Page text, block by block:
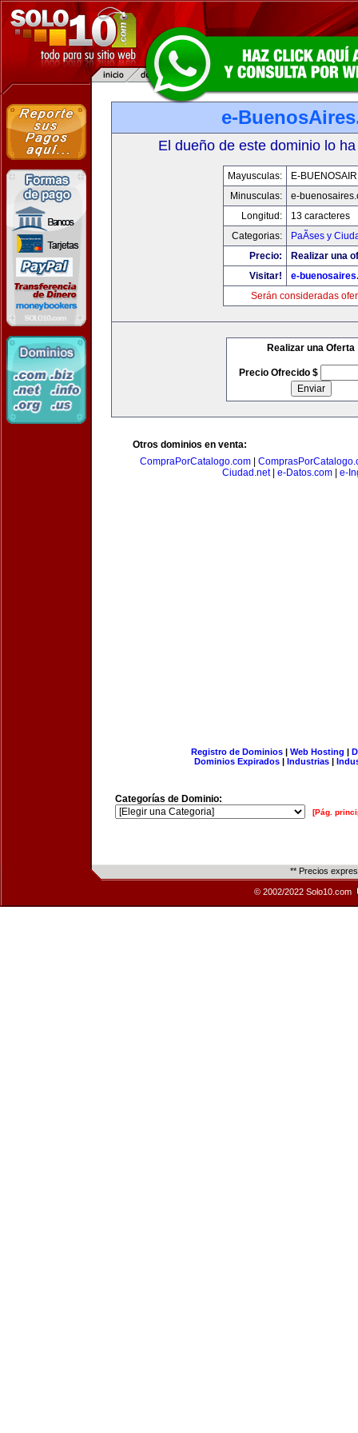
e-
El dueño de este dominio lo
Mayusculas:
E-
Minusculas:
e-
Longitud:
13 caracteres
Categorias:
PaÃ­ses y
Precio:
Realizar una
Visitar!
e-
Serán consideradas
Realizar una Oferta
Precio Ofrecido $
Otros dominios en venta:
CompraPorCatalogo.com|
Ciudad.net| e-Datos.com| e-
Registro de Dominios| Web Hosting |
Dominios Expirados | Industrias |
Categorías de Dominio:
[Pág.
** Precios
© 2002/2022 Solo10.com